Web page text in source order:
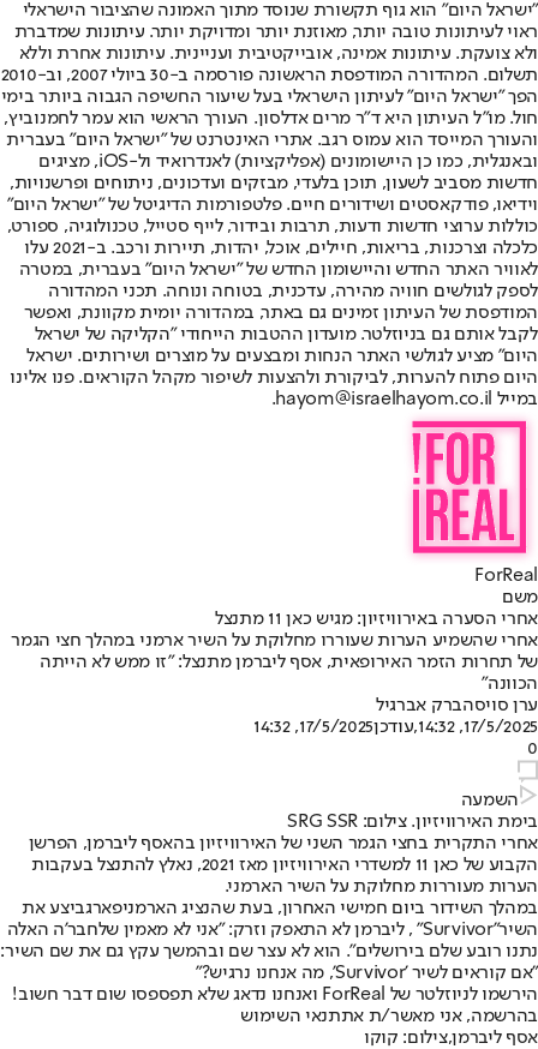
"ישראל היום" הוא גוף תקשורת שנוסד מתוך האמונה שהציבור הישראלי
ראוי לעיתונות טובה יותר, מאוזנת יותר ומדויקת יותר. עיתונות שמדברת
ולא צועקת. עיתונות אמינה, אובייקטיבית ועניינית. עיתונות אחרת וללא
תשלום. המהדורה המודפסת הראשונה פורסמה ב-30 ביולי 2007, וב-2010
הפך "ישראל היום" לעיתון הישראלי בעל שיעור החשיפה הגבוה ביותר בימי
חול. מו"ל העיתון היא ד"ר מרים אדלסון. העורך הראשי הוא עמר לחמנוביץ,
והעורך המייסד הוא עמוס רגב. אתרי האינטרנט של "ישראל היום" בעברית
ובאנגלית, כמו כן היישומונים (אפליקציות) לאנדרואיד ול-iOS, מציגים
חדשות מסביב לשעון, תוכן בלעדי, מבזקים ועדכונים, ניתוחים ופרשנויות,
וידיאו, פודקאסטים ושידורים חיים. פלטפורמות הדיגיטל של "ישראל היום"
כוללות ערוצי חדשות ודעות, תרבות ובידור, לייף סטייל, טכנולוגיה, ספורט,
כלכלה וצרכנות, בריאות, חיילים, אוכל, יהדות, תיירות ורכב. ב-2021 עלו
לאוויר האתר החדש והיישומון החדש של "ישראל היום" בעברית, במטרה
לספק לגולשים חוויה מהירה, עדכנית, בטוחה ונוחה. תכני המהדורה
המודפסת של העיתון זמינים גם באתר, במהדורה יומית מקוונת, ואפשר
לקבל אותם גם בניוזלטר. מועדון ההטבות הייחודי "הקליקה של ישראל
היום" מציע לגולשי האתר הנחות ומבצעים על מוצרים ושירותים. ישראל
היום פתוח להערות, לביקורת ולהצעות לשיפור מקהל הקוראים. פנו אלינו
במייל hayom@israelhayom.co.il.
ForReal
משם
אחרי הסערה באירוויזיון: מגיש כאן 11 מתנצל
אחרי שהשמיע הערות שעוררו מחלוקת על השיר ארמני במהלך חצי הגמר
של תחרות הזמר האירופאית, אסף ליברמן מתנצל: "זו ממש לא הייתה
הכוונה"
ערן סויסהברק אברגיל
17/5/2025, 14:32
,עודכן17/5/2025, 14:32
0
השמעה
בימת האירוויזיון. צילום: SRG SSR
אחרי התקרית בחצי הגמר השני של האירוויזיון בהאסף ליברמן, הפרשן
הקבוע של כאן 11 למשדרי האירוויזיון מאז 2021, נאלץ להתנצל בעקבות
הערות מעוררות מחלוקת על השיר הארמני.
במהלך השידור ביום חמישי האחרון, בעת שהנציג הארמניפארגביצע את
השיר"Survivor
" , ליברמן לא התאפק וזרק: "אני לא מאמין שלחבר'ה האלה
נתנו רובע שלם בירושלים". הוא לא עצר שם ובהמשך עקץ גם את שם השיר:
"אם קוראים לשיר 'Survivor', מה אנחנו נרגיש?"
הירשמו לניוזלטר של ForReal ואנחנו נדאג שלא תפספסו שום דבר חשוב!
בהרשמה, אני מאשר/ת אתתנאי השימוש
אסף ליברמן,צילום: קוקו